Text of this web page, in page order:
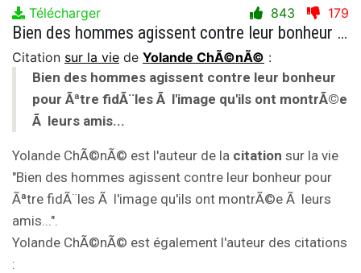
Télécharger 843 179
Bien des hommes agissent contre leur bonheur pour Ãªtre fidÃ¨les Ã l'image qu'ils ont montrÃ©e Ã leurs amis...
Citation sur la vie de Yolande ChÃ©nÃ© :
Bien des hommes agissent contre leur bonheur
pour Ãªtre fidÃ¨les Ã l'image qu'ils ont montrÃ©e
Ã leurs amis...
Yolande ChÃ©nÃ© est l'auteur de la citation sur la vie
"Bien des hommes agissent contre leur bonheur pour
Ãªtre fidÃ¨les Ã l'image qu'ils ont montrÃ©e Ã leurs
amis...".
Yolande ChÃ©nÃ© est également l'auteur des citations
: